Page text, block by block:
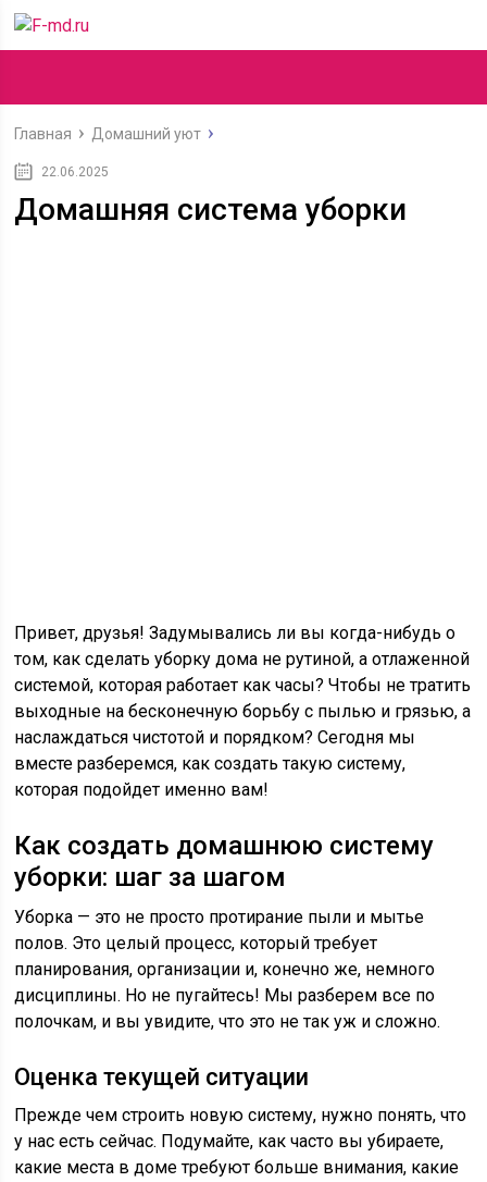
Главная Домашний уют
22.06.2025
Домашняя система уборки
Привет, друзья! Задумывались ли вы когда-нибудь о
том, как сделать уборку дома не рутиной, а отлаженной
системой, которая работает как часы? Чтобы не тратить
выходные на бесконечную борьбу с пылью и грязью, а
наслаждаться чистотой и порядком? Сегодня мы
вместе разберемся, как создать такую систему,
которая подойдет именно вам!
Как создать домашнюю систему
уборки: шаг за шагом
Уборка — это не просто протирание пыли и мытье
полов. Это целый процесс, который требует
планирования, организации и, конечно же, немного
дисциплины. Но не пугайтесь! Мы разберем все по
полочкам, и вы увидите, что это не так уж и сложно.
Оценка текущей ситуации
Прежде чем строить новую систему, нужно понять, что
у нас есть сейчас. Подумайте, как часто вы убираете,
какие места в доме требуют больше внимания, какие